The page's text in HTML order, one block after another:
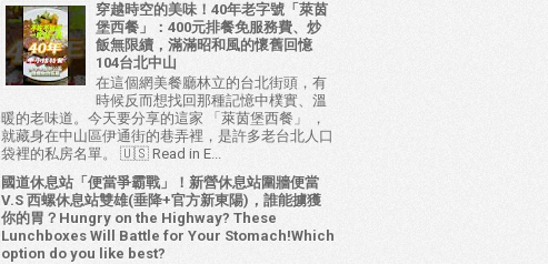
穿越時空的美味！40年老字號「萊茵
堡西餐」：400元排餐免服務費、炒
飯無限續，滿滿昭和風的懷舊回憶
104台北中山
在這個網美餐廳林立的台北街頭，有
時候反而想找回那種記憶中樸實、溫
暖的老味道。今天要分享的這家 「萊茵堡西餐」 ，
就藏身在中山區伊通街的巷弄裡，是許多老台北人口
袋裡的私房名單。 🇺🇸 Read in E...
國道休息站「便當爭霸戰」！新營休息站圍牆便當
V.S 西螺休息站雙雄(垂降+官方新東陽)，誰能擄獲
你的胃？Hungry on the Highway? These
Lunchboxes Will Battle for Your Stomach!Which
option do you like best?